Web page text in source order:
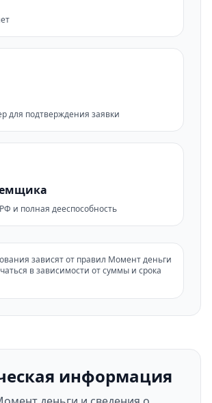
для подтверждения заявки
и полная дееспособность
зависят от правил Момент деньги
в зависимости от суммы и срока
информация